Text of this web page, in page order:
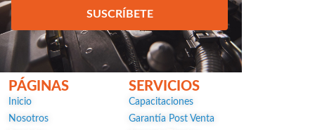
SUSCRÍBETE
PÁGINAS
Inicio
Nosotros
SERVICIOS
Capacitaciones
Garantía Post Venta